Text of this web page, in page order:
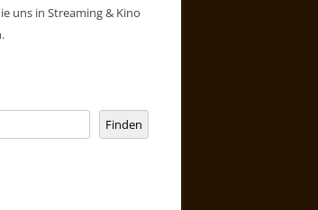
uns in Streaming & Kino
Finden